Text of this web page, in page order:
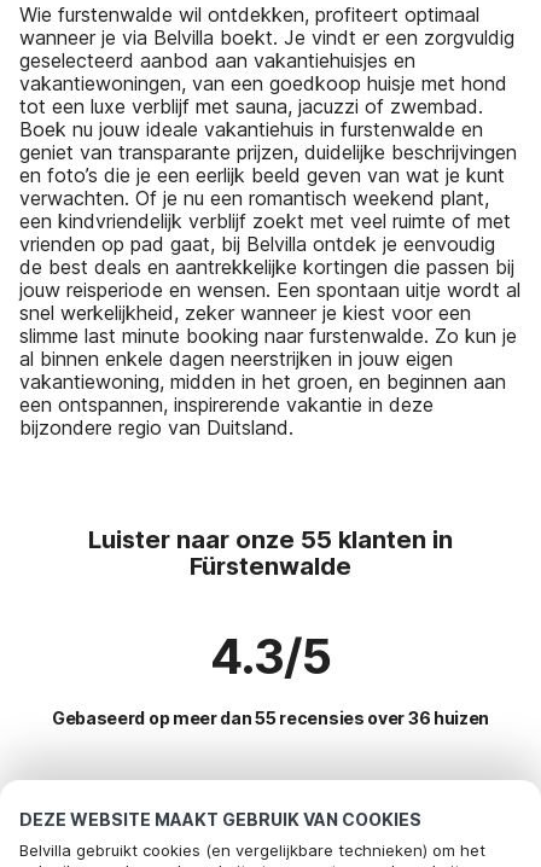
DEZE WEBSITE MAAKT GEBRUIK VAN COOKIES
Belvilla gebruikt cookies (en vergelijkbare technieken) om het
Wie furstenwalde wil ontdekken, profiteert optimaal
wanneer je via Belvilla boekt. Je vindt er een zorgvuldig
geselecteerd aanbod aan vakantiehuisjes en
vakantiewoningen, van een goedkoop huisje met hond
tot een luxe verblijf met sauna, jacuzzi of zwembad.
Boek nu jouw ideale vakantiehuis in furstenwalde en
geniet van transparante prijzen, duidelijke beschrijvingen
en foto’s die je een eerlijk beeld geven van wat je kunt
verwachten. Of je nu een romantisch weekend plant,
een kindvriendelijk verblijf zoekt met veel ruimte of met
vrienden op pad gaat, bij Belvilla ontdek je eenvoudig
de best deals en aantrekkelijke kortingen die passen bij
jouw reisperiode en wensen. Een spontaan uitje wordt al
snel werkelijkheid, zeker wanneer je kiest voor een
slimme last minute booking naar furstenwalde. Zo kun je
al binnen enkele dagen neerstrijken in jouw eigen
vakantiewoning, midden in het groen, en beginnen aan
een ontspannen, inspirerende vakantie in deze
bijzondere regio van Duitsland.
Luister naar onze 55 klanten in
Fürstenwalde
4.3/5
Gebaseerd op meer dan 55 recensies over 36 huizen
Meest populaire bestemmingen voor
vakantie